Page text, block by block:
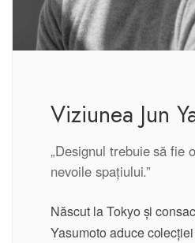
Viziunea Jun
„Designul trebuie să fie
nevoile spațiului.”
Născut la Tokyo și
Yasumoto aduce